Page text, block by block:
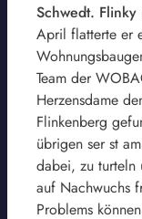
Schwedt.
April flatterte er
Team der
Herzensdame
Flinkenberg
übrigen ser st
dabei, zu
auf Nachwuchs
Problems